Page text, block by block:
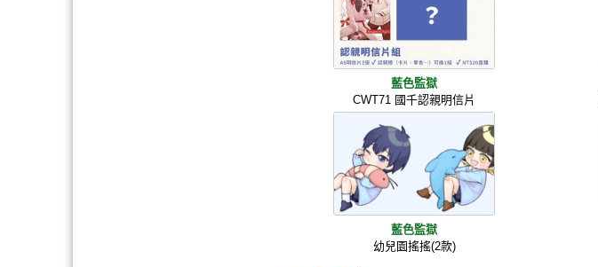
藍色監獄
CWT71 國千認親明信片
藍色監獄
幼兒園搖搖(2款)